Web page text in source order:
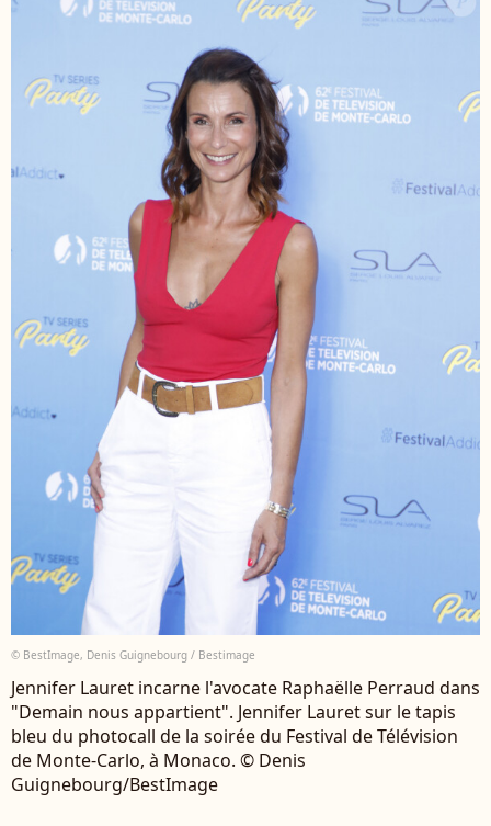
© BestImage, Denis Guignebourg / Bestimage
Jennifer Lauret incarne l'avocate Raphaëlle Perraud dans
"Demain nous appartient". Jennifer Lauret sur le tapis
bleu du photocall de la soirée du Festival de Télévision
de Monte-Carlo, à Monaco. © Denis
Guignebourg/BestImage